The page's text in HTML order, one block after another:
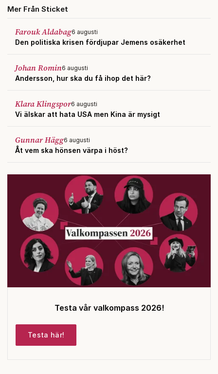
Mer Från Sticket
Farouk Aldabag6 augusti
Den politiska krisen fördjupar Jemens osäkerhet
Johan Romin6 augusti
Andersson, hur ska du få ihop det här?
Klara Klingspor6 augusti
Vi älskar att hata USA men Kina är mysigt
Gunnar Hägg6 augusti
Åt vem ska hönsen värpa i höst?
Testa vår valkompass 2026!
Testa här!